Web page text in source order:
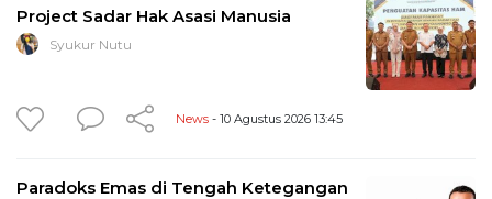
Project Sadar Hak Asasi Manusia
Syukur Nutu
News - 10 Agustus 2026 13:45
Paradoks Emas di Tengah Ketegangan